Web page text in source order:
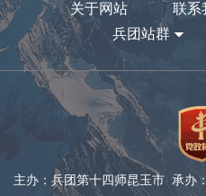
关于网站 联系
兵团站群
主办：兵团第十四师昆玉市 承办